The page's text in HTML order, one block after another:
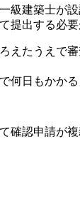
級建築士が
提出する必要
えたうえで
日もかかる
確認申請が